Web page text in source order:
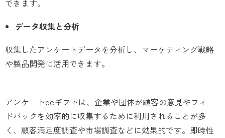
できます。
データ収集と分析
収集したアンケートデータを分析し、マーケティング戦略
や製品開発に活用できます。
アンケートdeギフトは、企業や団体が顧客の意見やフィー
ドバックを効率的に収集するために利用されることが多
く、顧客満足度調査や市場調査などに効果的です。即時性